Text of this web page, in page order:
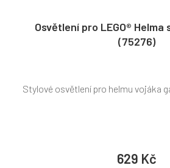
Osvětlení pro LEGO®
(75276)
629 Kč
Stylové osvětlení pro helmu vojáka